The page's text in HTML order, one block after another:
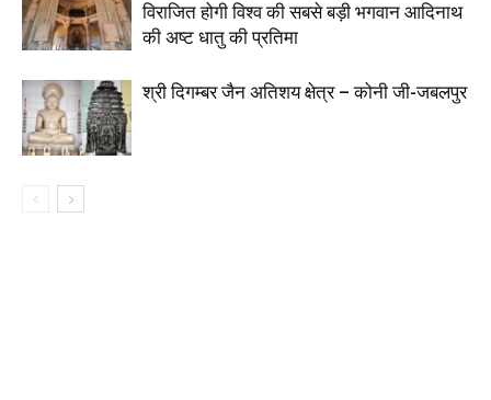
विराजित होगी विश्व की सबसे बड़ी भगवान आदिनाथ
की अष्ट धातु की प्रतिमा
श्री दिगम्बर जैन अतिशय क्षेत्र – कोनी जी-जबलपुर